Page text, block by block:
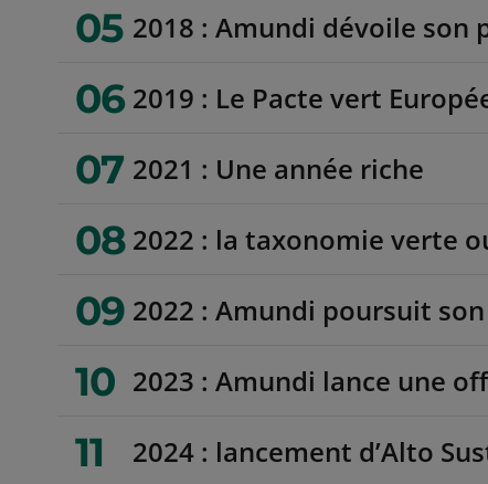
05 2018 : Amundi dévoile son
06 2019 : Le Pacte vert
07 2021 : Une année riche
08 2022 : la taxonomie verte
09 2022 : Amundi poursuit
10 2023 : Amundi lance une
11 2024 : lancement d’Alto